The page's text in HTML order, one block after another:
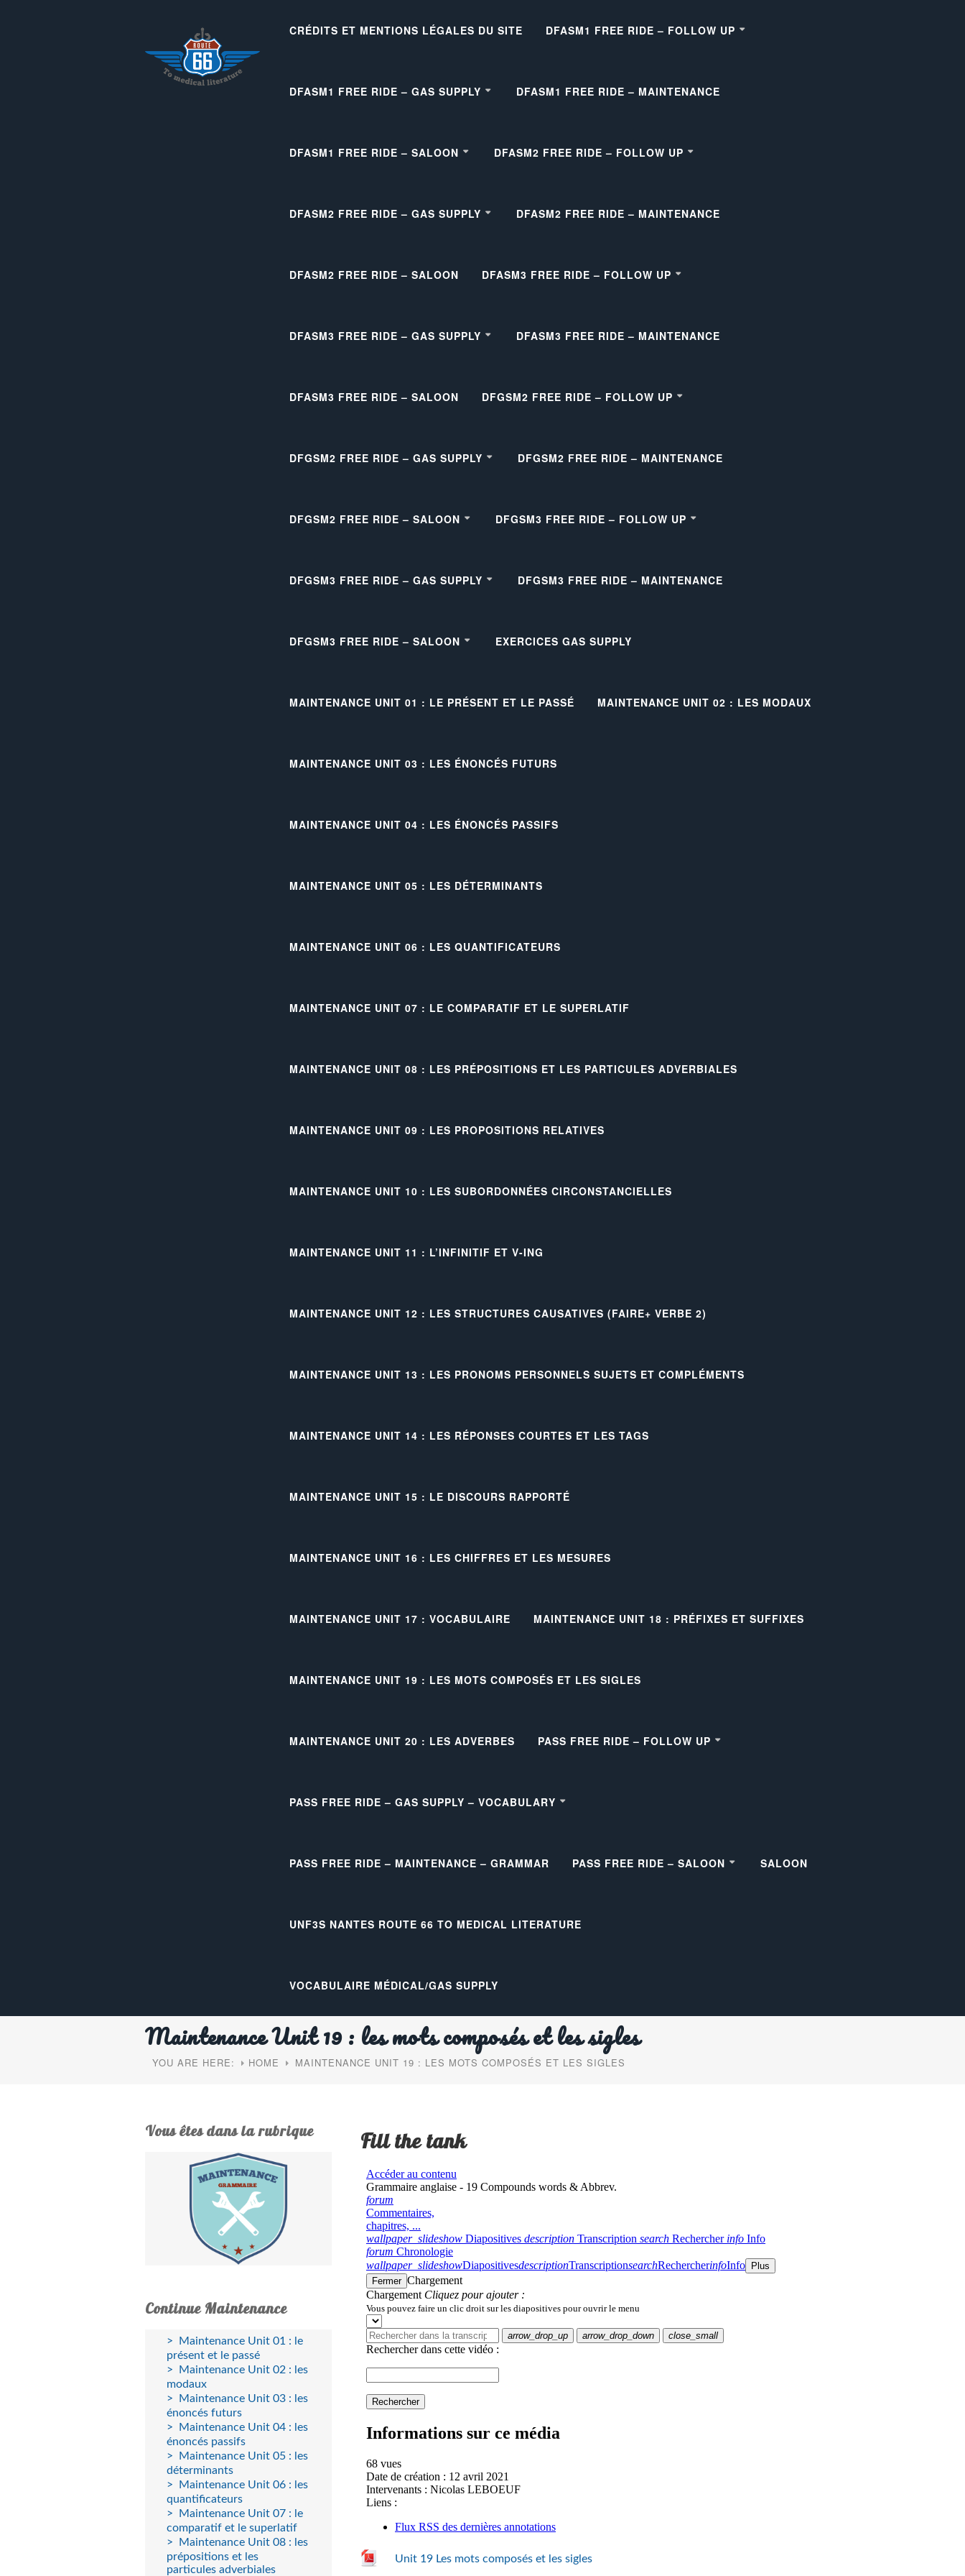
CRÉDITS ET MENTIONS LÉGALES DU SITE DFASM1 FREE RIDE – FOLLOW UP
DFASM1 FREE RIDE – GAS SUPPLY DFASM1 FREE RIDE – MAINTENANCE
DFASM1 FREE RIDE – SALOON DFASM2 FREE RIDE – FOLLOW UP
DFASM2 FREE RIDE – GAS SUPPLY DFASM2 FREE RIDE – MAINTENANCE
DFASM2 FREE RIDE – SALOON DFASM3 FREE RIDE – FOLLOW UP
DFASM3 FREE RIDE – GAS SUPPLY DFASM3 FREE RIDE – MAINTENANCE
DFASM3 FREE RIDE – SALOON DFGSM2 FREE RIDE – FOLLOW UP
DFGSM2 FREE RIDE – GAS SUPPLY DFGSM2 FREE RIDE – MAINTENANCE
DFGSM2 FREE RIDE – SALOON DFGSM3 FREE RIDE – FOLLOW UP
DFGSM3 FREE RIDE – GAS SUPPLY DFGSM3 FREE RIDE – MAINTENANCE
DFGSM3 FREE RIDE – SALOON EXERCICES GAS SUPPLY
MAINTENANCE UNIT 01 : LE PRÉSENT ET LE PASSÉ MAINTENANCE UNIT 02 : LES MODAUX
MAINTENANCE UNIT 03 : LES ÉNONCÉS FUTURS
MAINTENANCE UNIT 04 : LES ÉNONCÉS PASSIFS
MAINTENANCE UNIT 05 : LES DÉTERMINANTS
MAINTENANCE UNIT 06 : LES QUANTIFICATEURS
MAINTENANCE UNIT 07 : LE COMPARATIF ET LE SUPERLATIF
MAINTENANCE UNIT 08 : LES PRÉPOSITIONS ET LES PARTICULES ADVERBIALES
MAINTENANCE UNIT 09 : LES PROPOSITIONS RELATIVES
MAINTENANCE UNIT 10 : LES SUBORDONNÉES CIRCONSTANCIELLES
MAINTENANCE UNIT 11 : L’INFINITIF ET V-ING
MAINTENANCE UNIT 12 : LES STRUCTURES CAUSATIVES (FAIRE+ VERBE 2)
MAINTENANCE UNIT 13 : LES PRONOMS PERSONNELS SUJETS ET COMPLÉMENTS
MAINTENANCE UNIT 14 : LES RÉPONSES COURTES ET LES TAGS
MAINTENANCE UNIT 15 : LE DISCOURS RAPPORTÉ
MAINTENANCE UNIT 16 : LES CHIFFRES ET LES MESURES
MAINTENANCE UNIT 17 : VOCABULAIRE MAINTENANCE UNIT 18 : PRÉFIXES ET SUFFIXES
MAINTENANCE UNIT 19 : LES MOTS COMPOSÉS ET LES SIGLES
MAINTENANCE UNIT 20 : LES ADVERBES PASS FREE RIDE – FOLLOW UP
PASS FREE RIDE – GAS SUPPLY – VOCABULARY
PASS FREE RIDE – MAINTENANCE – GRAMMAR PASS FREE RIDE – SALOON SALOON
UNF3S NANTES ROUTE 66 TO MEDICAL LITERATURE
VOCABULAIRE MÉDICAL/GAS SUPPLY
Maintenance Unit 19 : les mots composés et les sigles
YOU ARE HERE: HOME MAINTENANCE UNIT 19 : LES MOTS COMPOSÉS ET LES SIGLES
Fill the tank
Unit 19 Les mots composés et les sigles
Vous êtes dans la rubrique
Continue Maintenance
Maintenance Unit 01 : le
présent et le passé
Maintenance Unit 02 : les
modaux
Maintenance Unit 03 : les
énoncés futurs
Maintenance Unit 04 : les
énoncés passifs
Maintenance Unit 05 : les
déterminants
Maintenance Unit 06 : les
quantificateurs
Maintenance Unit 07 : le
comparatif et le superlatif
Maintenance Unit 08 : les
prépositions et les
particules adverbiales